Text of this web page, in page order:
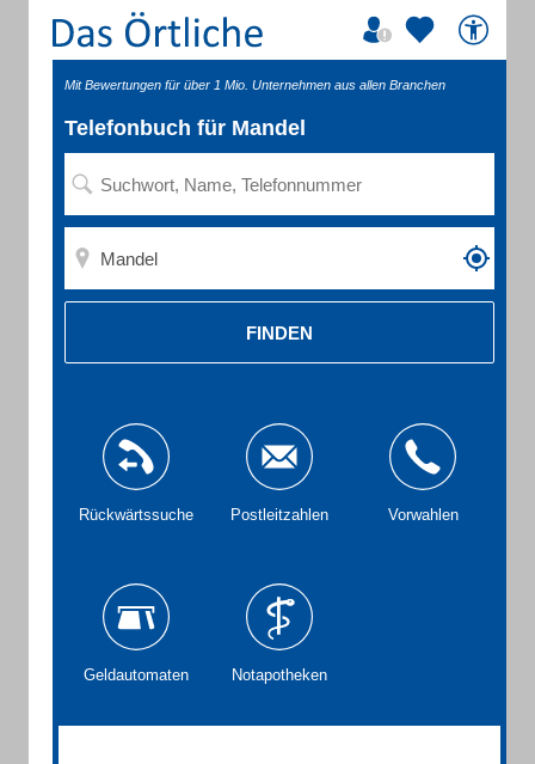
Mit Bewertungen für über 1 Mio. Unternehmen aus allen Branchen
Telefonbuch für Mandel
FINDEN
Rückwärtssuche Postleitzahlen Vorwahlen
Geldautomaten Notapotheken